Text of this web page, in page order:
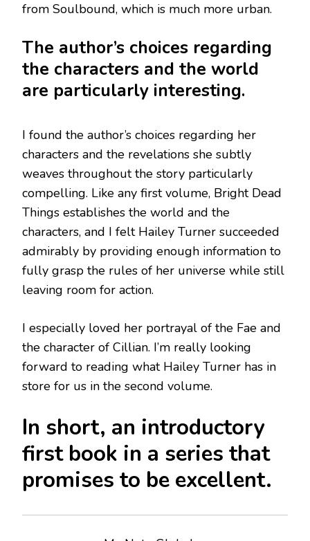
from Soulbound, which is much more urban.
The author’s choices regarding
the characters and the world
are particularly interesting.
I found the author’s choices regarding her
characters and the revelations she subtly
weaves throughout the story particularly
compelling. Like any first volume, Bright Dead
Things establishes the world and the
characters, and I felt Hailey Turner succeeded
admirably by providing enough information to
fully grasp the rules of her universe while still
leaving room for action.
I especially loved her portrayal of the Fae and
the character of Cillian. I’m really looking
forward to reading what Hailey Turner has in
store for us in the second volume.
In short, an introductory
first book in a series that
promises to be excellent.